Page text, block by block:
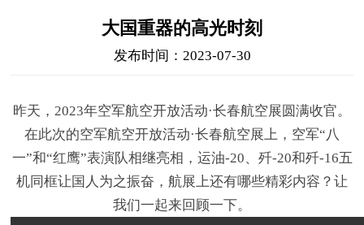
大国重器的高光时刻
发布时间：2023-07-30
昨天，2023年空军航空开放活动·长春航空展圆满收官。
在此次的空军航空开放活动·长春航空展上，空军“八
一”和“红鹰”表演队相继亮相，运油-20、歼-20和歼-16五
机同框让国人为之振奋，航展上还有哪些精彩内容？让
我们一起来回顾一下。